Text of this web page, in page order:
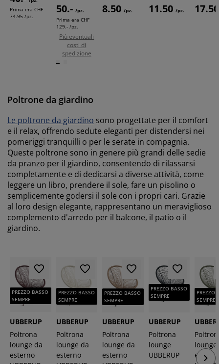
Prima era CHF
74.95 /pz.
50.- /pz.
Prima era CHF
129.- /pz.
Più eventuali
costi di
spedizione
8.50 /pz.
11.50 /pz.
17.50
Poltrone da giardino
Le poltrone da giardino sono progettate per il comfort
e il relax, offrendo sedute eleganti per distendersi nei
pomeriggi tranquilli o per le serate in compagnia.
Queste poltrone sono in genere più grandi delle sedie
da pranzo per il giardino, consentendo di rilassarsi
completamente e di dedicarsi a diverse attività, come
leggere un libro, prendere il sole, fare un pisolino o
semplicemente godersi il sole con i propri cari. Grazie
al loro design elegante, rappresentano un meraviglioso
complemento d'arredo per il balcone, il patio o il
giardino.
PREZZO BASSO
SEMPRE
UBBERUP
Poltrona
lounge da
esterno
PREZZO BASSO
SEMPRE
UBBERUP
Poltrona
lounge da
esterno
PREZZO BASSO
SEMPRE
UBBERUP
Poltrona
lounge da
esterno
PREZZO BASSO
SEMPRE
UBBERUP
Poltrona
lounge
UBBERUP
PREZZO
SEMPRE
lounge